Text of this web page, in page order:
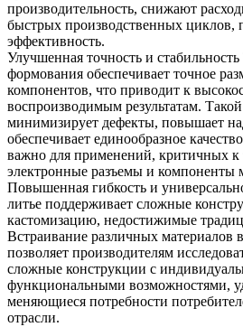
производительность, снижают
быстрых производственных
эффективность.
Улучшенная точность и стабильность
формования обеспечивает точное
компонентов, что приводит к
воспроизводимым результатам.
минимизирует дефекты, повышает
обеспечивает единообразное
важно для применений, критичных к
электронные разъемы и компоненты
Повышенная гибкость и
литье поддерживает сложные
кастомизацию, недостижимые
Встраивание различных материалов
позволяет производителям
сложные конструкции с
функциональными возможностями,
меняющиеся потребности
отрасли.